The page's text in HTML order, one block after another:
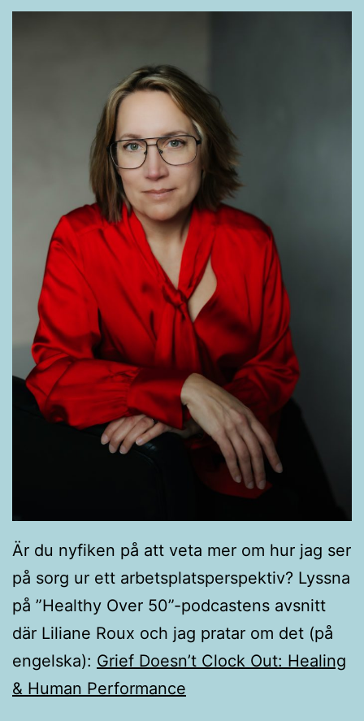
Är du nyfiken på att veta mer om hur jag ser
på sorg ur ett arbetsplatsperspektiv? Lyssna
på ”Healthy Over 50”-podcastens avsnitt
där Liliane Roux och jag pratar om det (på
engelska): Grief Doesn’t Clock Out: Healing
& Human Performance